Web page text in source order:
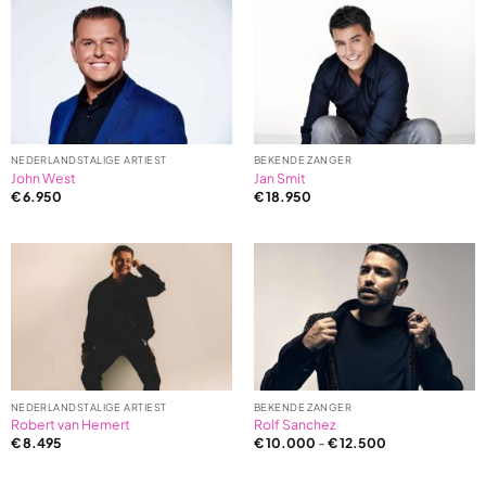
based
ratings
NEDERLANDSTALIGE ARTIEST
John West
€6.950
BEKENDE ZANGER
Jan Smit
€18.950
NEDERLANDSTALIGE ARTIEST
Robert van Hemert
€8.495
BEKENDE ZANGER
Rolf Sanchez
€10.000 –€12.500